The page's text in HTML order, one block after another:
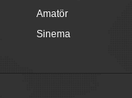
Amatör
Sinema